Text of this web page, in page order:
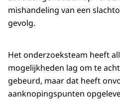
mishandeling van een
gevolg.
Het onderzoeksteam heeft
mogelijkheden lag om te
gebeurd, maar dat heeft
aanknopingspunten